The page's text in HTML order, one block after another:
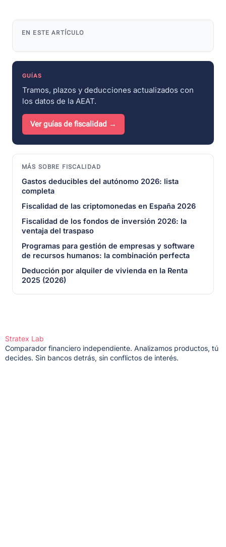
EN ESTE ARTÍCULO
GUÍAS
Tramos, plazos y deducciones actualizados con
los datos de la AEAT.
Ver guías de fiscalidad →
MÁS SOBRE FISCALIDAD
Gastos deducibles del autónomo 2026: lista
completa
Fiscalidad de las criptomonedas en España 2026
Fiscalidad de los fondos de inversión 2026: la
ventaja del traspaso
Programas para gestión de empresas y software
de recursos humanos: la combinación perfecta
Deducción por alquiler de vivienda en la Renta
2025 (2026)
Stratex Lab
Comparador financiero independiente. Analizamos productos, tú
decides. Sin bancos detrás, sin conflictos de interés.